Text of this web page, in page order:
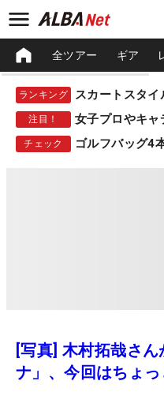
全ツアー ギア
ランキング スカートスタ
注目！
チェック
[写真] 木村拓哉さ
ナ」、今回はちょ